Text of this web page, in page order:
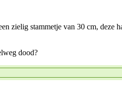
zielig stammetje van 30 cm,
dood?